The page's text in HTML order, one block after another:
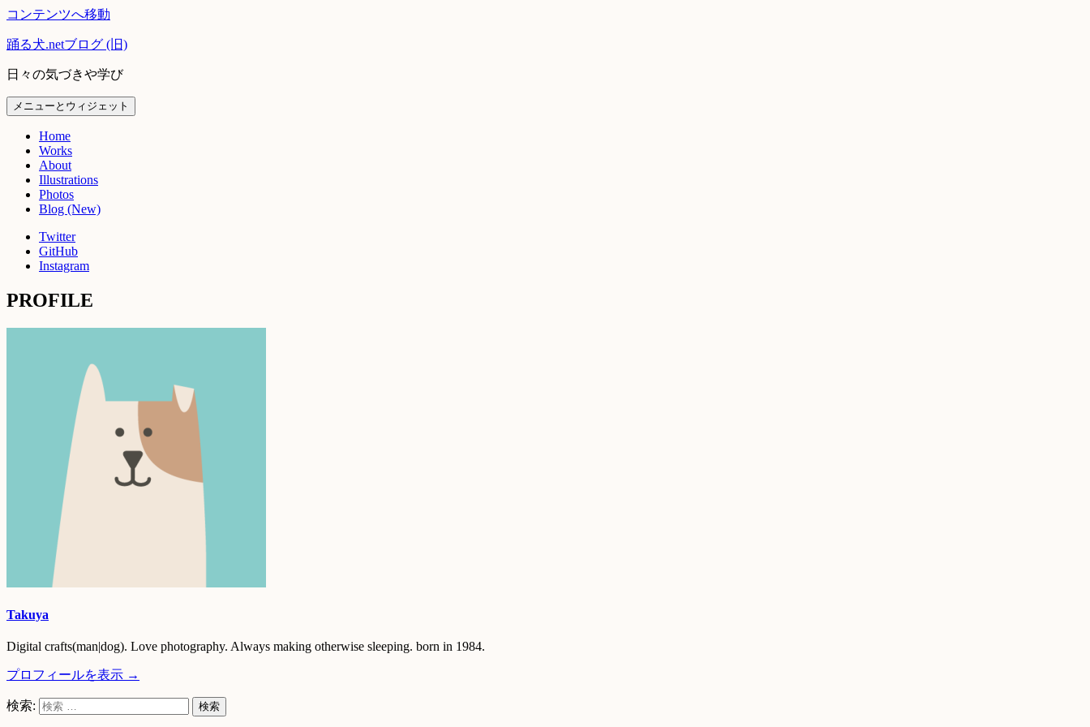
コンテンツへ移動
踊る犬.netブログ (旧)
日々の気づきや学び
メニューとウィジェット
Home
Works
About
Illustrations
Photos
Blog (New)
Twitter
GitHub
Instagram
PROFILE
Takuya
Digital crafts(man|dog). Love photography. Always making otherwise sleeping. born in 1984.
プロフィールを表示 →
検索: